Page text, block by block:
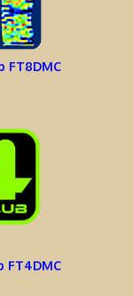
FT8DMC
FT4DMC